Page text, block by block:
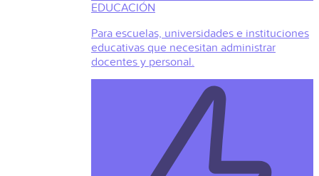
EDUCACIÓN
Para escuelas, universidades e instituciones
educativas que necesitan administrar
docentes y personal.